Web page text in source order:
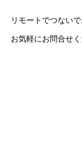
リモートでつない
お気軽にお問合せく